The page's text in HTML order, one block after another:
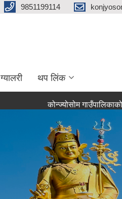
9851199114
ग्यालरी थप लिंक
कोन्ज्योसोम गाउँपालिकाको